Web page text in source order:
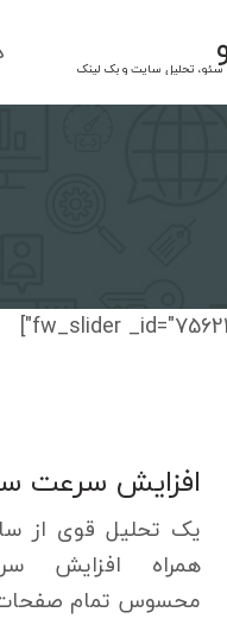
تحلیل سایت و بک لینک
افزایش سرعت
یک تحلیل قوی از
همراه افزایش
محسوس تمام